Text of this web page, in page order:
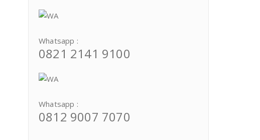
Whatsapp :
0821 2141 9100
Whatsapp :
0812 9007 7070